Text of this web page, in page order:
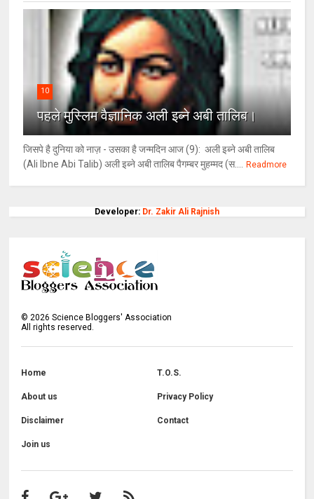
10
पहले मुस्लिम वैज्ञानिक अली इब्ने अबी तालिब।
जिसपे है दुनिया को नाज़ - उसका है जन्मदिन आज (9): अली इब्ने अबी तालिब
(Ali Ibne Abi Talib) अली इब्ने अबी तालिब पैगम्बर मुहम्मद (स....
Readmore
Developer: Dr. Zakir Ali Rajnish
©2026 Science Bloggers' Association
All rights reserved.
Home T.O.S.
About us Privacy Policy
Disclaimer Contact
Join us